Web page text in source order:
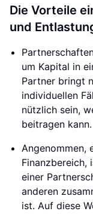
Die Vorteile
und
um Kapital in
Partner bringt
individuellen
nützlich sein,
beitragen kann.
Angenommen,
Finanzbereich,
einer
anderen
ist. Auf diese